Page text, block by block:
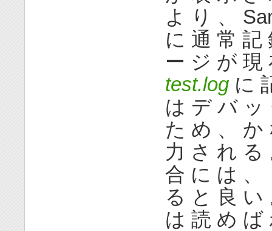
よ り 、
に 通 常 記
ー ジ が 現
test.logに
は デ バ ッ
た め 、 か
力 さ れ る
合 に は 、
る と 良 い
は 読 め ば